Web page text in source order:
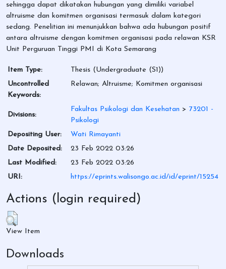
sehingga dapat dikatakan hubungan yang dimiliki variabel
altruisme dan komitmen organisasi termasuk dalam kategori
sedang. Penelitian ini menunjukkan bahwa ada hubungan positif
antara altruisme dengan komitmen organisasi pada relawan KSR
Unit Perguruan Tinggi PMI di Kota Semarang
Item Type:
Thesis (Undergraduate (S1))
Uncontrolled
Keywords:
Relawan; Altruisme; Komitmen organisasi
Divisions:
Fakultas Psikologi dan Kesehatan > 73201 -
Psikologi
Depositing User:
Wati Rimayanti
Date Deposited:
23 Feb 2022 03:26
Last Modified:
23 Feb 2022 03:26
URI:
https://eprints.walisongo.ac.id/id/eprint/15254
Actions (login required)
View Item
Downloads